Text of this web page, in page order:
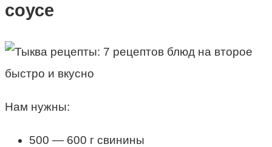
соусе
Нам нужны:
500 — 600 г свинины